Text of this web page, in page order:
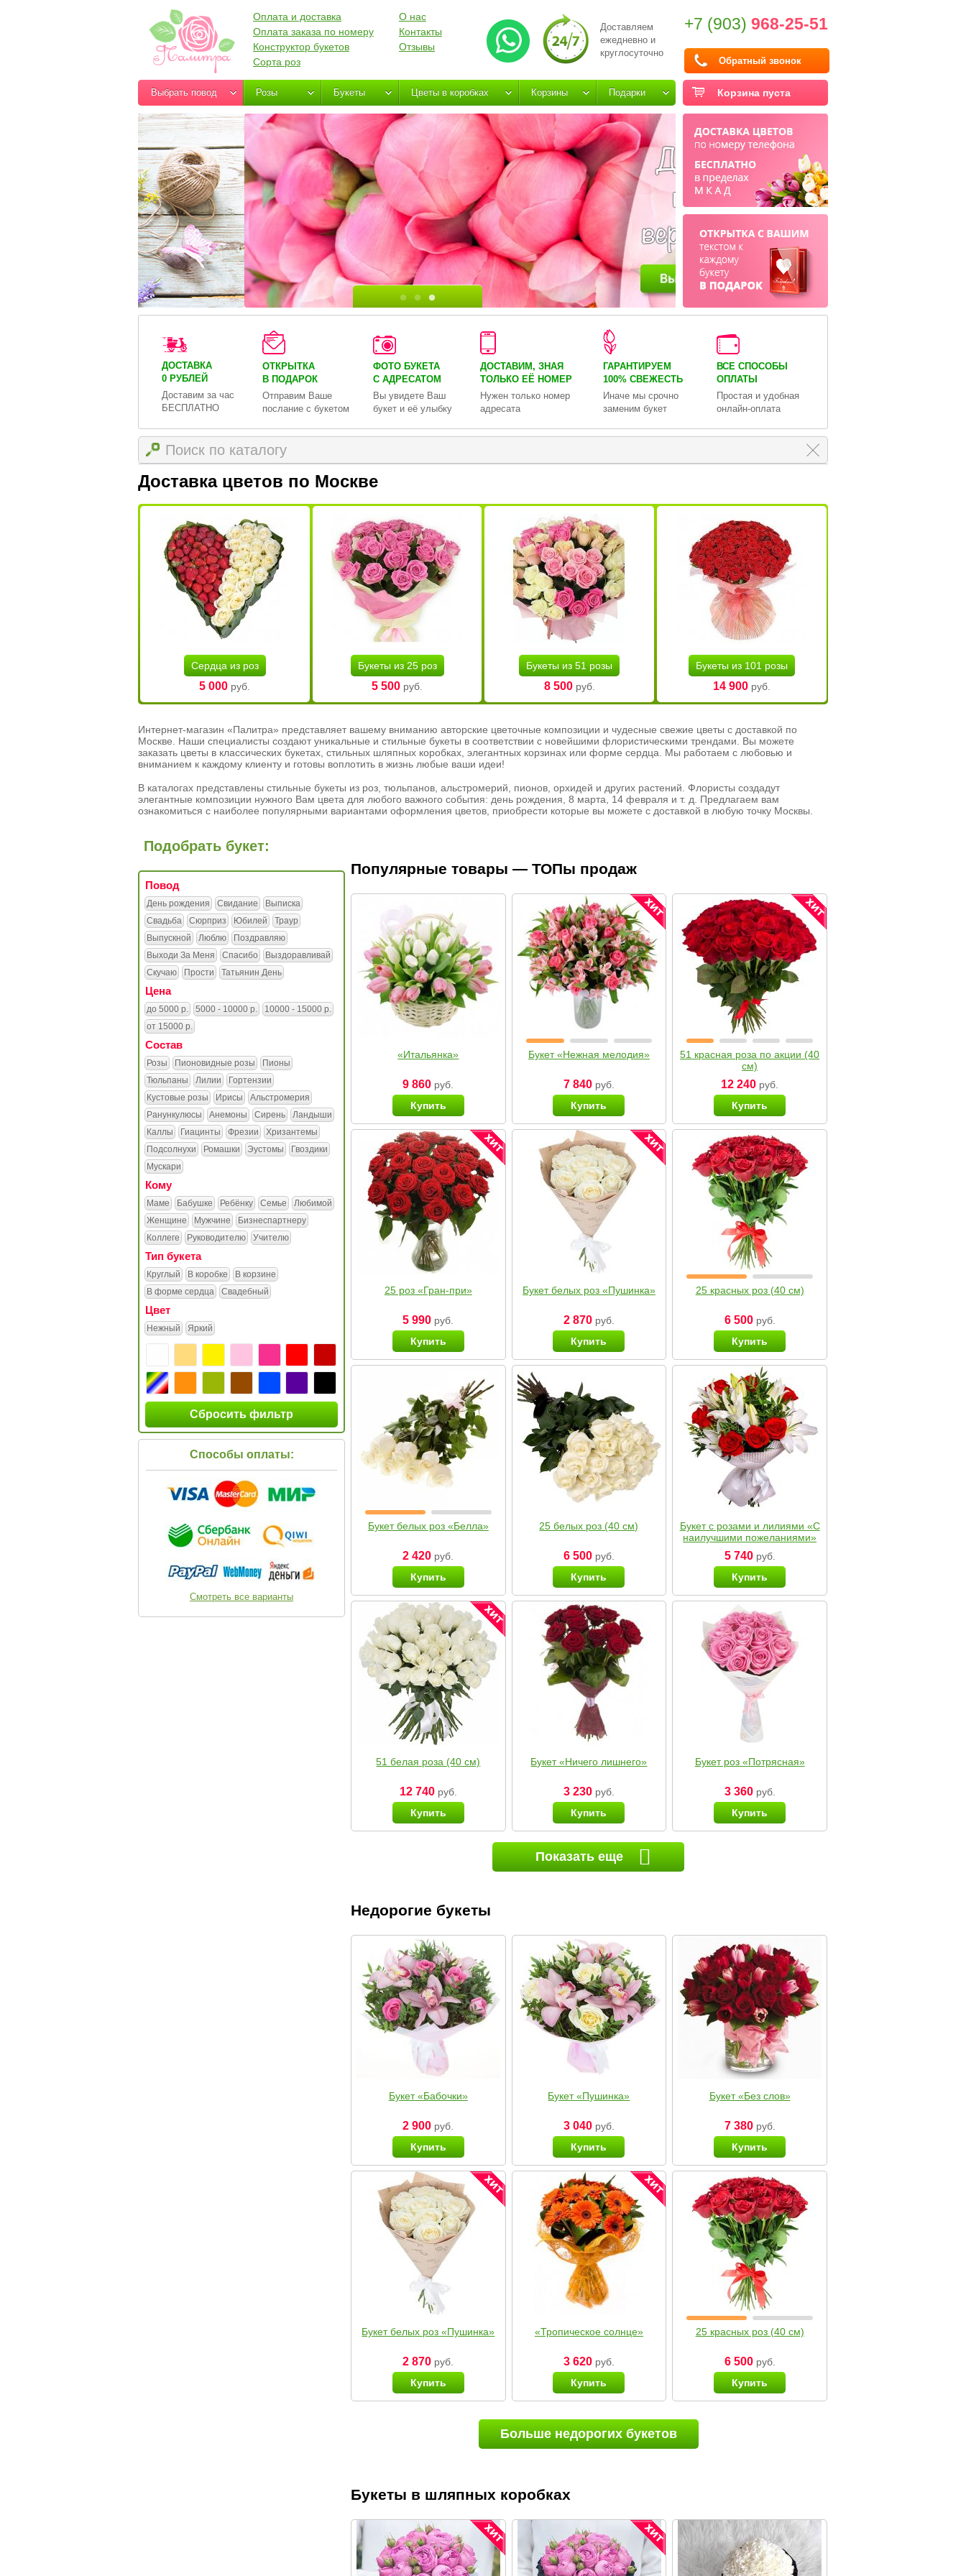
Доставляем
ежедневно и
круглосуточно
+7 (903) 968-25-51
Обратный звонок
Оплата и доставка
Оплата заказа по номеру
Конструктор букетов
Сорта роз
О нас
Контакты
Отзывы
Корзина пуста
Выбрать повод Розы Букеты Цветы в коробках Корзины Подарки
ДОСТАВКА
0 РУБЛЕЙ
Доставим за час
БЕСПЛАТНО
ОТКРЫТКА
В ПОДАРОК
Отправим Ваше
послание с букетом
ФОТО БУКЕТА
С АДРЕСАТОМ
Вы увидете Ваш
букет и её улыбку
ДОСТАВИМ, ЗНАЯ
ТОЛЬКО ЕЁ НОМЕР
Нужен только номер
адресата
ГАРАНТИРУЕМ
100% СВЕЖЕСТЬ
Иначе мы срочно
заменим букет
ВСЕ СПОСОБЫ
ОПЛАТЫ
Простая и удобная
онлайн-оплата
Доставка цветов по Москве
Сердца из роз
5 000 руб.
Букеты из 25 роз
5 500 руб.
Букеты из 51 розы
8 500руб.
Букеты из 101 розы
14 900руб.
Интернет-магазин «Палитра» представляет вашему вниманию авторские цветочные композиции и чудесные свежие цветы с доставкой по
Москве. Наши специалисты создают уникальные и стильные букеты в соответствии с новейшими флористическими трендами. Вы можете
заказать цветы в классических букетах, стильных шляпных коробках, элегантных корзинах или форме сердца. Мы работаем с любовью и
вниманием к каждому клиенту и готовы воплотить в жизнь любые ваши идеи!
В каталогах представлены стильные букеты из роз, тюльпанов, альстромерий, пионов, орхидей и других растений. Флористы создадут
элегантные композиции нужного Вам цвета для любого важного события: день рождения, 8 марта, 14 февраля и т. д. Предлагаем вам
ознакомиться с наиболее популярными вариантами оформления цветов, приобрести которые вы можете с доставкой в любую точку Москвы.
Подобрать букет:
Повод
День рождения Свидание
Выписка
Свадьба
Сюрприз Юбилей
Траур
Выпускной
Люблю
Поздравляю
Выходи За Меня
Спасибо
Выздоравливай
Скучаю
Прости Татьянин День
Цена
до 5000 р. 5000 - 10000 р.
10000 - 15000 р.
от 15000 р.
Состав
Розы Пионовидные розы
Пионы
Тюльпаны
Лилии
Гортензии
Кустовые розы
Ирисы
Альстромерия
Ранункулюсы
Анемоны Сирень
Ландыши
Каллы
Гиацинты Фрезии
Хризантемы
Подсолнухи
Ромашки Эустомы
Гвоздики
Мускари
Кому
Маме Бабушке Ребёнку Семье
Любимой
Женщине
Мужчине
Бизнеспартнеру
Коллеге
Руководителю Учителю
Тип букета
Круглый В коробке
В корзине
В форме сердца
Свадебный
Цвет
Нежный Яркий
Сбросить фильтр
Способы оплаты:
Смотреть все варианты
Популярные товары — ТОПы продаж
«Итальянка»
9 860 руб.
Купить
Букет «Нежная мелодия»
7 840руб.
Купить
51 красная роза по акции (40
см)
12 240 руб.
Купить
25 роз «Гран-при»
5 990 руб.
Купить
Букет белых роз «Пушинка»
2 870руб.
Купить
25 красных роз (40 см)
6 500руб.
Купить
Букет белых роз «Белла»
2 420 руб.
Купить
25 белых роз (40 см)
6 500руб.
Купить
Букет с розами и лилиями «С
наилучшими пожеланиями»
5 740руб.
Купить
51 белая роза (40 см)
12 740руб.
Купить
Букет «Ничего лишнего»
3 230руб.
Купить
Букет роз «Потрясная»
3 360руб.
Купить
Показать еще
Недорогие букеты
Букет «Бабочки»
2 900 руб.
Купить
Букет «Пушинка»
3 040руб.
Купить
Букет «Без слов»
7 380руб.
Купить
Букет белых роз «Пушинка»
2 870 руб.
Купить
«Тропическое солнце»
3 620руб.
Купить
25 красных роз (40 см)
6 500руб.
Купить
Больше недорогих букетов
Букеты в шляпных коробках